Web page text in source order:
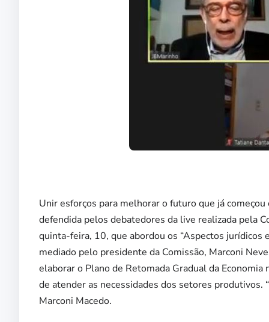
Unir esforços para melhorar o futuro que já
defendida pelos debatedores da live realizada pela
quinta-feira, 10, que abordou os “Aspectos jurídicos
mediado pelo presidente da Comissão, Marconi
elaborar o Plano de Retomada Gradual da
de atender as necessidades dos setores produtivos.
Marconi Macedo.